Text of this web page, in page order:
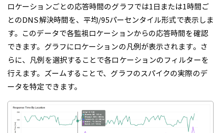
ロケーションごとの応答時間のグラフでは1日または1時間ご
とのDNS解決時間を、平均/95パーセンタイル形式で表示しま
す。このデータで各監視ロケーションからの応答時間を確認
できます。グラフにロケーションの凡例が表示されます。さ
らに、凡例を選択することで各ロケーションのフィルターを
行えます。ズームすることで、グラフのスパイクの実際のデ
ータを特定できます。